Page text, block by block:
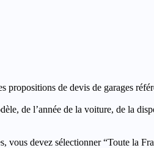
de devis de garages
de l’année de la voiture, de la
devez sélectionner “Toute la